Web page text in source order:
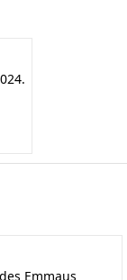
Emmaus